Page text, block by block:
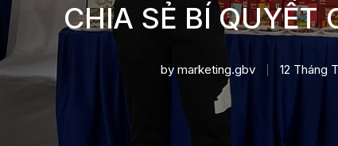
CHIA SẺ BÍ QUYẾT
bymarketing.gbv 12 Tháng